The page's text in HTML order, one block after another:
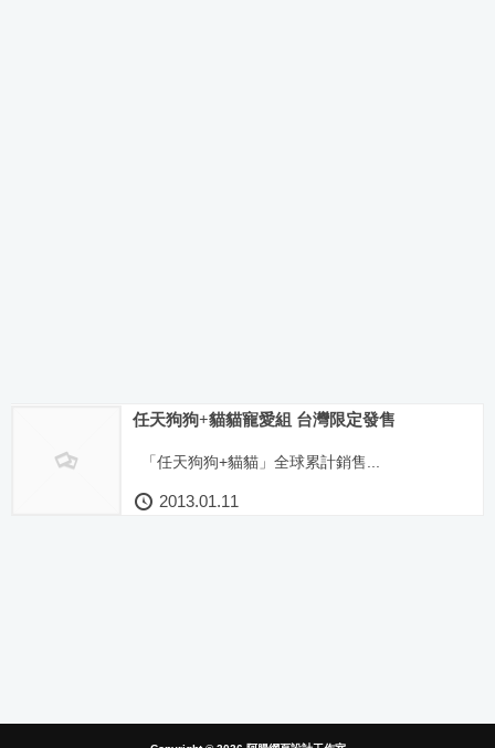
任天狗狗+貓貓寵愛組 台灣限定發售
「任天狗狗+貓貓」全球累計銷售...
2013.01.11